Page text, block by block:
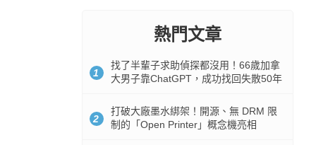
熱門文章
1
找了半輩子求助偵探都沒用！66歲加拿
大男子靠ChatGPT，成功找回失散50年
2
打破大廠墨水綁架！開源、無 DRM 限
制的「Open Printer」概念機亮相